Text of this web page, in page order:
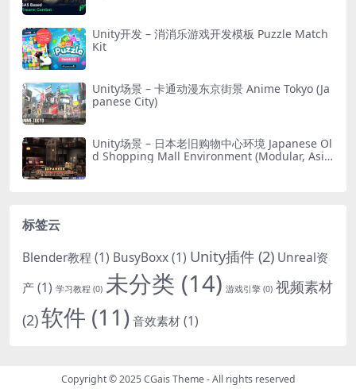
Unity开发 – 消消乐游戏开发模板 Puzzle Match
Kit
Unity场景 – 卡通动漫东京街景 Anime Tokyo (Ja
panese City)
Unity场景 – 日本老旧购物中心环境 Japanese Ol
d Shopping Mall Environment (Modular, Asia
标签云
Blender教程(1) BusyBoxx(1) Unity插件 (2) Unreal资
产(1) 学习教程 (0) 未分类 (14) 游戏引擎 (0) 视频素材
(2)软件 (11)音效素材(1)
Copyright © 2025CGais Theme- All rights reserved